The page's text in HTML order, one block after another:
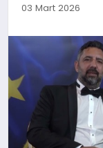
EKONOMİ
MAGAZİN
TEKNOLOJİ
03 Mart 2026